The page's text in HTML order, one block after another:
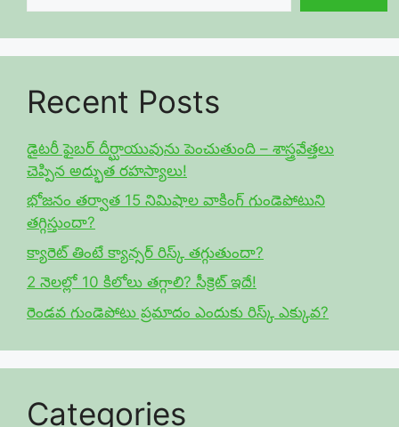
Recent Posts
డైటరీ ఫైబర్ దీర్ఘాయువును పెంచుతుంది – శాస్త్రవేత్తలు
చెప్పిన అద్భుత రహస్యాలు!
భోజనం తర్వాత 15 నిమిషాల వాకింగ్ గుండెపోటుని
తగ్గిస్తుందా?
క్యారెట్ తింటే క్యాన్సర్ రిస్క్ తగ్గుతుందా?
2 నెలల్లో 10 కిలోలు తగ్గాలి? సీక్రెట్ ఇదే!
రెండవ గుండెపోటు ప్రమాదం ఎందుకు రిస్క్ ఎక్కువ?
Categories